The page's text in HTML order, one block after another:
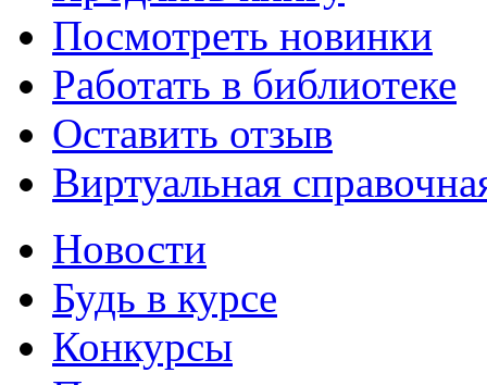
Посмотреть новинки
Работать в библиотеке
Оставить отзыв
Виртуальная
Новости
Будь в курсе
Конкурсы